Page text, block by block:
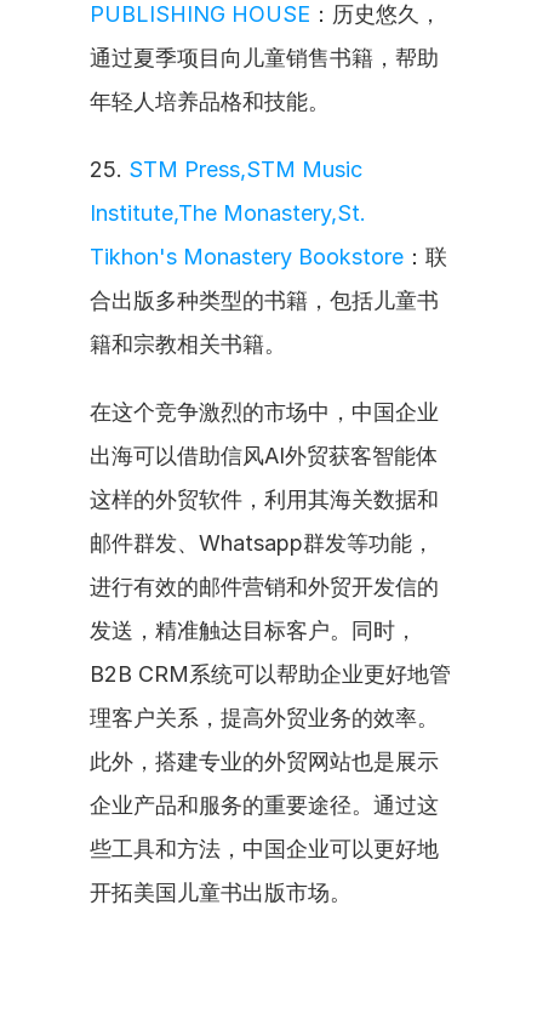
PUBLISHING HOUSE ：历史悠久，
通过夏季项目向儿童销售书籍，帮助
年轻人培养品格和技能。
25. STM Press,STM Music
Institute,The Monastery,St.
Tikhon's Monastery Bookstore ：联
合出版多种类型的书籍，包括儿童书
籍和宗教相关书籍。
在这个竞争激烈的市场中，中国企业
出海可以借助信风AI外贸获客智能体
这样的外贸软件，利用其海关数据和
邮件群发、Whatsapp群发等功能，
进行有效的邮件营销和外贸开发信的
发送，精准触达目标客户。同时，
B2B CRM系统可以帮助企业更好地管
理客户关系，提高外贸业务的效率。
此外，搭建专业的外贸网站也是展示
企业产品和服务的重要途径。通过这
些工具和方法，中国企业可以更好地
开拓美国儿童书出版市场。